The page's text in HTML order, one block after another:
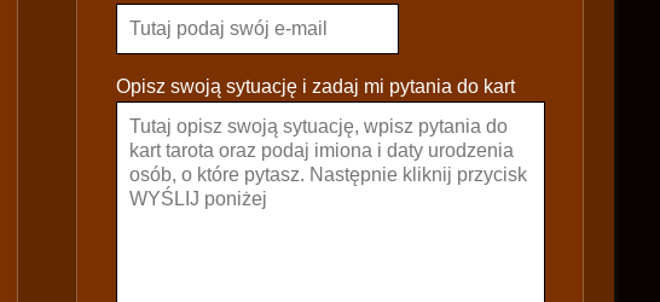
e
a
Opisz swoją sytuację i zadaj mi pytania do kart